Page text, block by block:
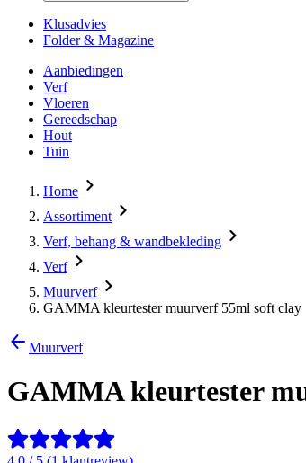
Klusadvies
Folder & Magazine
Aanbiedingen
Verf
Vloeren
Gereedschap
Hout
Tuin
Home
Assortiment
Verf, behang & wandbekleding
Verf
Muurverf
GAMMA kleurtester muurverf 55ml soft clay
Muurverf
GAMMA kleurtester